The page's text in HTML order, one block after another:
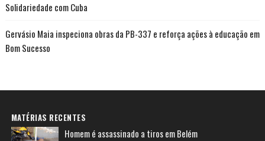
Solidariedade com Cuba
Gervásio Maia inspeciona obras da PB-337 e reforça ações à educação em
Bom Sucesso
MATÉRIAS RECENTES
Homem é assassinado a tiros em Belém